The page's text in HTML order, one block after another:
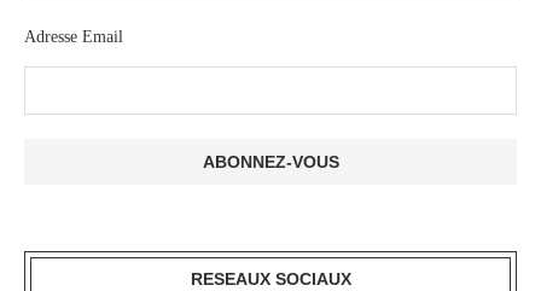
Adresse Email
RESEAUX SOCIAUX